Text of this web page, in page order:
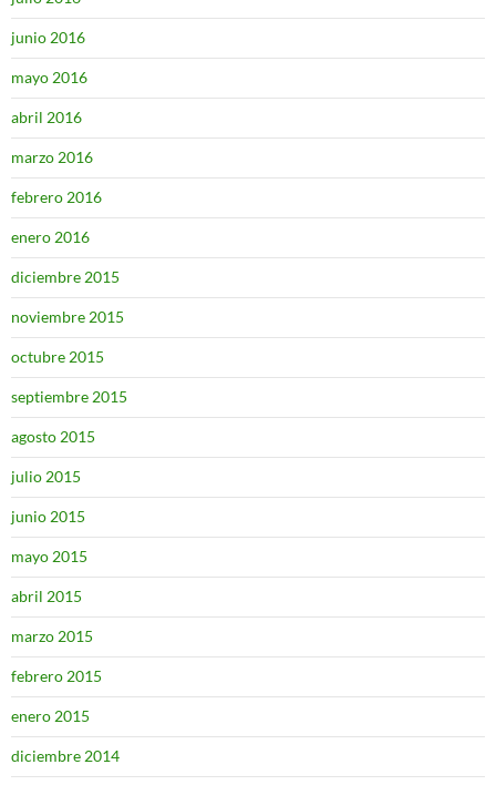
junio 2016
mayo 2016
abril 2016
marzo 2016
febrero 2016
enero 2016
diciembre 2015
noviembre 2015
octubre 2015
septiembre 2015
agosto 2015
julio 2015
junio 2015
mayo 2015
abril 2015
marzo 2015
febrero 2015
enero 2015
diciembre 2014